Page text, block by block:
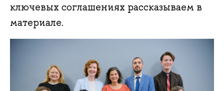
ключевых соглашениях рассказываем в
материале.